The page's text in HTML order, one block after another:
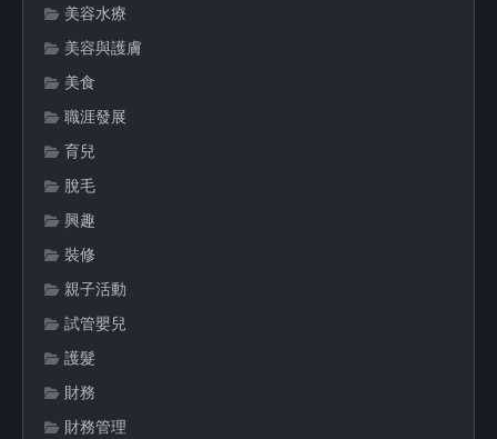
美容水療
美容與護膚
美食
職涯發展
育兒
脫毛
興趣
裝修
親子活動
試管嬰兒
護髮
財務
財務管理